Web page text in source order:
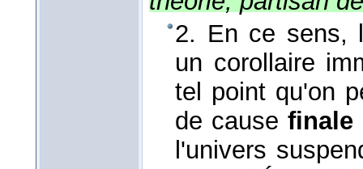
2. En ce sens,
un corollaire
tel point qu'on
de cause finale
l'univers